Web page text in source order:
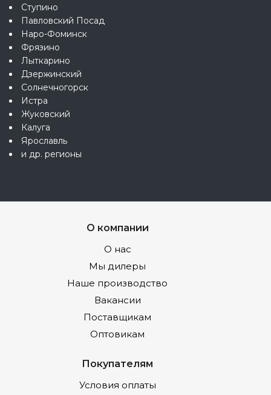
Ступино
Павловский Посад
Наро-Фоминск
Фрязино
Лыткарино
Дзержинский
Солнечногорск
Истра
Жуковский
Калуга
Ярославль
и др. регионы
О компании
О нас
Мы дилеры
Наше производство
Вакансии
Поставщикам
Оптовикам
Покупателям
Условия оплаты